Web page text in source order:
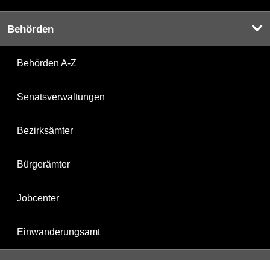
Behörden
Behörden A-Z
Senatsverwaltungen
Bezirksämter
Bürgerämter
Jobcenter
Einwanderungsamt